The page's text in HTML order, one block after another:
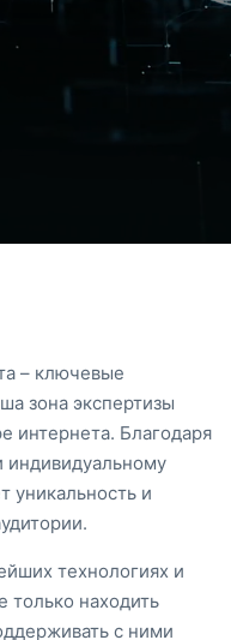
– ключевые
зона экспертизы
интернета. Благодаря
индивидуальному
уникальность и
технологиях и
только находить
с ними